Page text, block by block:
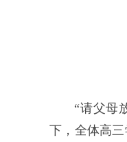
“请父母
下，全体高